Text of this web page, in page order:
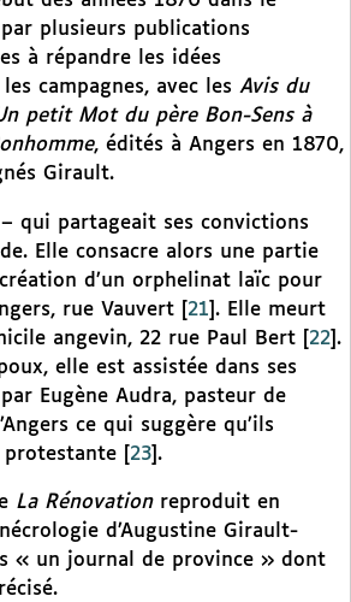
plusieurs publications
à répandre les idées
campagnes, avec les Avis du
petit Mot du père Bon-Sens à
, édités à Angers en 1870,
Girault.
qui partageait ses convictions
Elle consacre alors une partie
d’un orphelinat laïc pour
rue Vauvert
21 . Elle meurt
angevin, 22 rue Paul Bert
22 .
elle est assistée dans ses
Eugène Audra, pasteur de
ce qui suggère qu’ils
23 .
La Rénovationreproduit en
d’Augustine Girault-
« un journal de province » dont